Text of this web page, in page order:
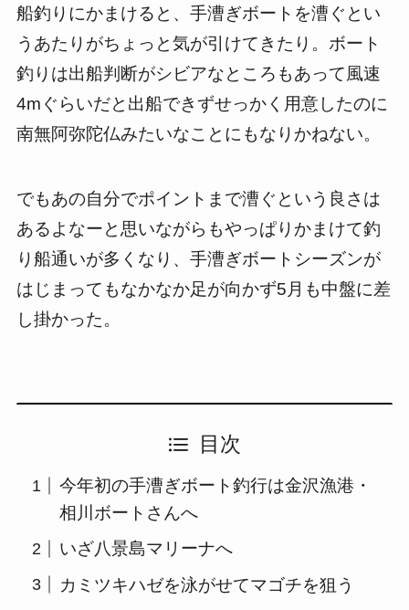
船釣りにかまけると、手漕ぎボートを漕ぐとい
うあたりがちょっと気が引けてきたり。ボート
釣りは出船判断がシビアなところもあって風速
4mぐらいだと出船できずせっかく用意したのに
南無阿弥陀仏みたいなことにもなりかねない。
でもあの自分でポイントまで漕ぐという良さは
あるよなーと思いながらもやっぱりかまけて釣
り船通いが多くなり、手漕ぎボートシーズンが
はじまってもなかなか足が向かず5月も中盤に差
し掛かった。
目次
今年初の手漕ぎボート釣行は金沢漁港・
相川ボートさんへ
いざ八景島マリーナへ
カミツキハゼを泳がせてマゴチを狙う